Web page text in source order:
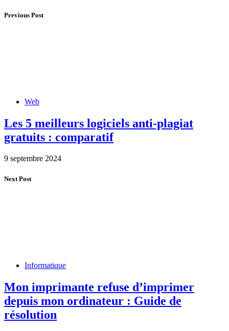
Previous Post
Web
Les 5 meilleurs logiciels anti-plagiat
gratuits : comparatif
9 septembre 2024
Next Post
Informatique
Mon imprimante refuse d’imprimer
depuis mon ordinateur : Guide de
résolution